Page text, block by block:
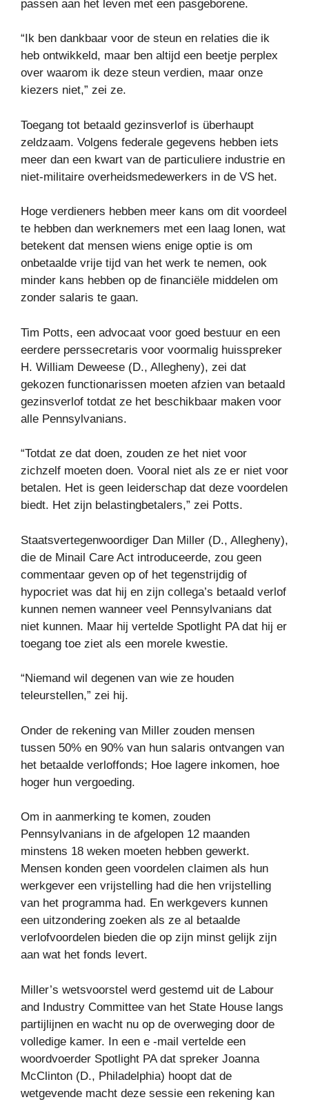
passen aan het leven met een pasgeborene.
“Ik ben dankbaar voor de steun en relaties die ik
heb ontwikkeld, maar ben altijd een beetje perplex
over waarom ik deze steun verdien, maar onze
kiezers niet,” zei ze.
Toegang tot betaald gezinsverlof is überhaupt
zeldzaam. Volgens federale gegevens hebben iets
meer dan een kwart van de particuliere industrie en
niet-militaire overheidsmedewerkers in de VS het.
Hoge verdieners hebben meer kans om dit voordeel
te hebben dan werknemers met een laag lonen, wat
betekent dat mensen wiens enige optie is om
onbetaalde vrije tijd van het werk te nemen, ook
minder kans hebben op de financiële middelen om
zonder salaris te gaan.
Tim Potts, een advocaat voor goed bestuur en een
eerdere perssecretaris voor voormalig huisspreker
H. William Deweese (D., Allegheny), zei dat
gekozen functionarissen moeten afzien van betaald
gezinsverlof totdat ze het beschikbaar maken voor
alle Pennsylvanians.
“Totdat ze dat doen, zouden ze het niet voor
zichzelf moeten doen. Vooral niet als ze er niet voor
betalen. Het is geen leiderschap dat deze voordelen
biedt. Het zijn belastingbetalers,” zei Potts.
Staatsvertegenwoordiger Dan Miller (D., Allegheny),
die de Minail Care Act introduceerde, zou geen
commentaar geven op of het tegenstrijdig of
hypocriet was dat hij en zijn collega’s betaald verlof
kunnen nemen wanneer veel Pennsylvanians dat
niet kunnen. Maar hij vertelde Spotlight PA dat hij er
toegang toe ziet als een morele kwestie.
“Niemand wil degenen van wie ze houden
teleurstellen,” zei hij.
Onder de rekening van Miller zouden mensen
tussen 50% en 90% van hun salaris ontvangen van
het betaalde verloffonds; Hoe lagere inkomen, hoe
hoger hun vergoeding.
Om in aanmerking te komen, zouden
Pennsylvanians in de afgelopen 12 maanden
minstens 18 weken moeten hebben gewerkt.
Mensen konden geen voordelen claimen als hun
werkgever een vrijstelling had die hen vrijstelling
van het programma had. En werkgevers kunnen
een uitzondering zoeken als ze al betaalde
verlofvoordelen bieden die op zijn minst gelijk zijn
aan wat het fonds levert.
Miller’s wetsvoorstel werd gestemd uit de Labour
and Industry Committee van het State House langs
partijlijnen en wacht nu op de overweging door de
volledige kamer. In een e -mail vertelde een
woordvoerder Spotlight PA dat spreker Joanna
McClinton (D., Philadelphia) hoopt dat de
wetgevende macht deze sessie een rekening kan